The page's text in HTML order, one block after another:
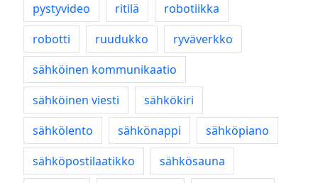
pystyvideo
ritilä
robotiikka
robotti
ruudukko
ryväverkko
sähköinen kommunikaatio
sähköinen viesti
sähkökiri
sähkölento
sähkönappi
sähköpiano
sähköpostilaatikko
sähkösauna